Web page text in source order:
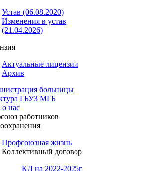
Устав (06.08.2020)
Изменения в устав
(21.04.2026)
Актуальные лицензии
Архив
больницы
ГБУЗ МГБ
нас
работников
Профсоюзная жизнь
Коллективный договор
КД на 2022-2025г